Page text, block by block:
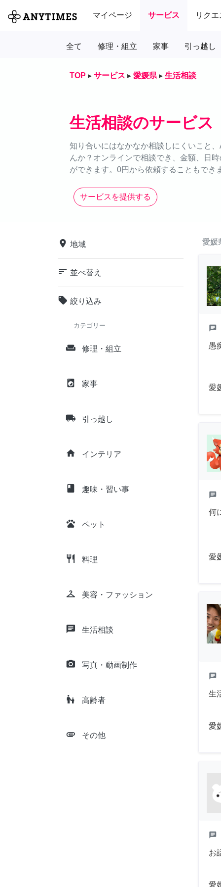
マイページ サービス リク
全て 修理・組立 家事 引っ越し
TOP ▸ サービス ▸ 愛媛県 ▸ 生活相談
生活相談のサービス
知り合いにはなかなか相談しにくいこと
んか？オンラインで相談でき、金額、日
ができます。0円から依頼することもで
サービスを提供する
place 地域
sort 並べ替え
local_offer 絞り込み
カテゴリー
weekend 修理・組立
local_laundry_service 家事
local_shipping 引っ越し
home インテリア
class 趣味・習い事
pets ペット
restaurant 料理
checkroom 美容・ファッション
chat 生活相談
camera_alt 写真・動画制作
escalator_warning 高齢者
attachment その他
愛媛
chat
愚
愛
chat
何
愛
chat
生
愛
chat
お
愛